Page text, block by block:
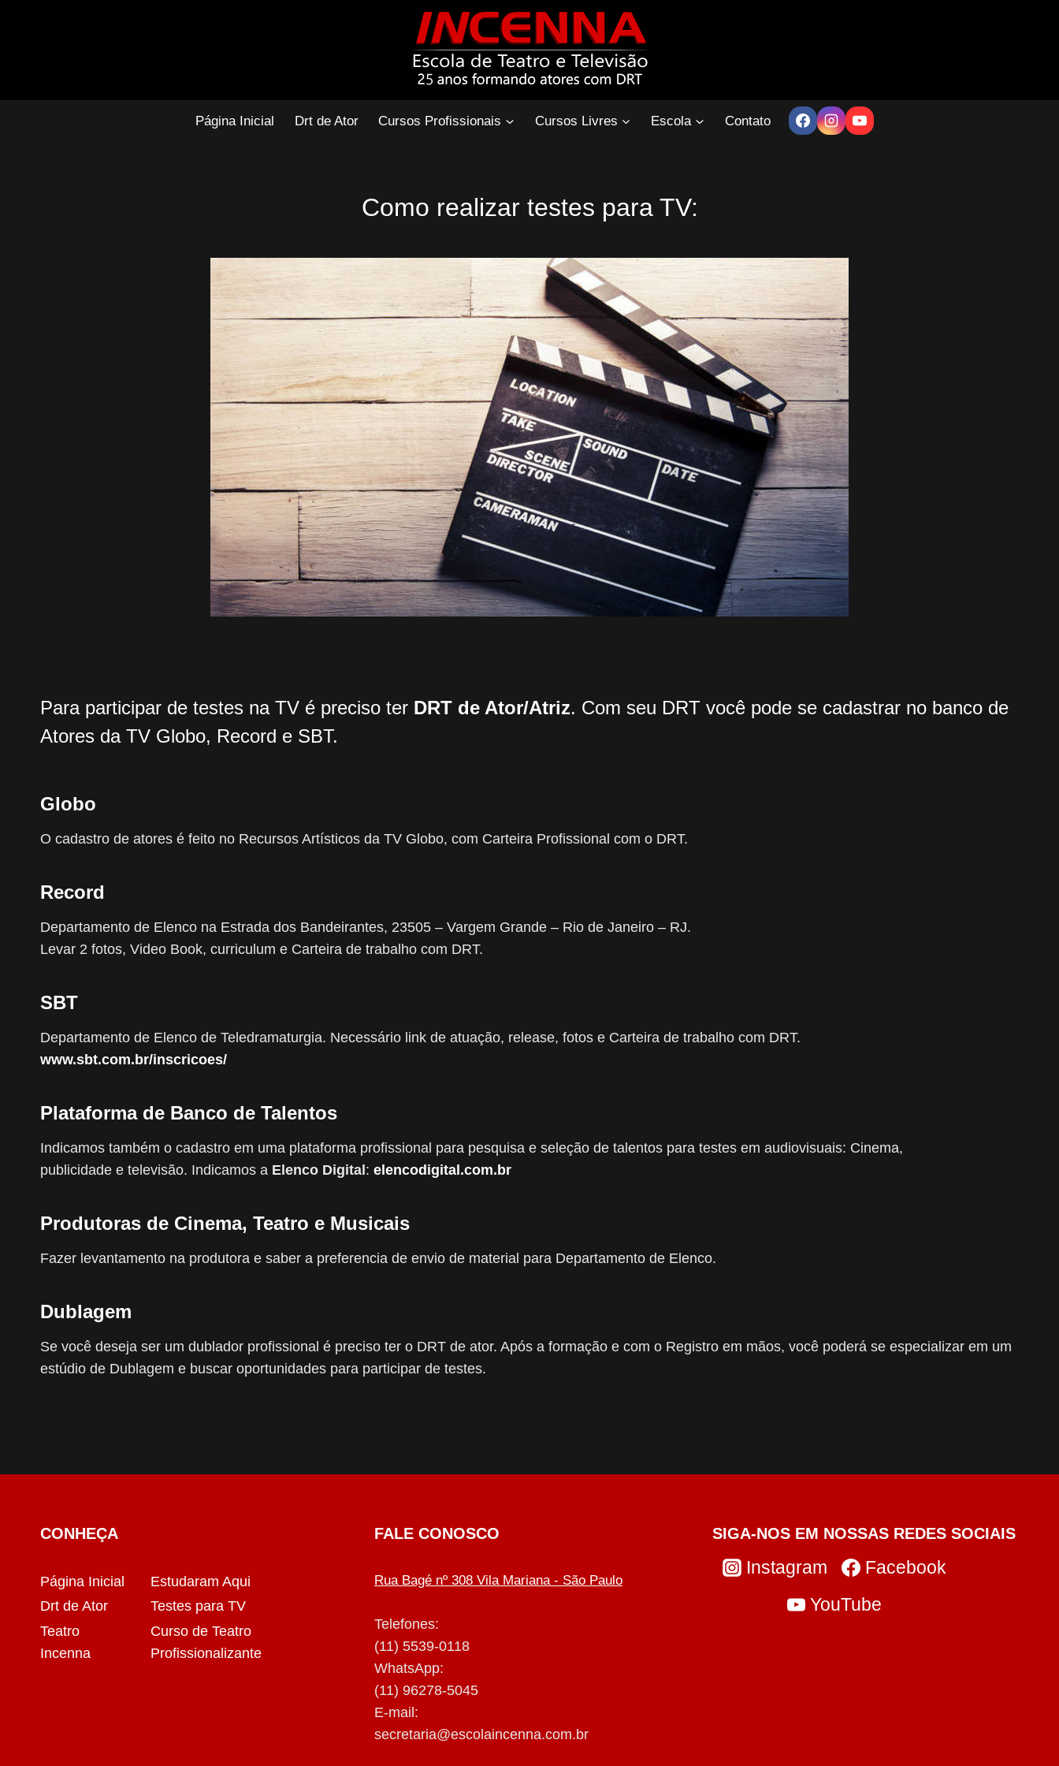
Página Inicial Drt de Ator Cursos Profissionais Cursos Livres Escola Contato
Como realizar testes para TV:
Para participar de testes na TV é preciso ter DRT de Ator/Atriz. Com seu DRT você pode se cadastrar no banco de
Atores da TV Globo, Record e SBT.
Globo
O cadastro de atores é feito no Recursos Artísticos da TV Globo, com Carteira Profissional com o DRT.
Record
Departamento de Elenco na Estrada dos Bandeirantes, 23505 – Vargem Grande – Rio de Janeiro – RJ.
Levar 2 fotos, Video Book, curriculum e Carteira de trabalho com DRT.
SBT
Departamento de Elenco de Teledramaturgia. Necessário link de atuação, release, fotos e Carteira de trabalho com DRT.
www.sbt.com.br/inscricoes/
Plataforma de Banco de Talentos
Indicamos também o cadastro em uma plataforma profissional para pesquisa e seleção de talentos para testes em audiovisuais: Cinema,
publicidade e televisão. Indicamos a Elenco Digital : elencodigital.com.br
Produtoras de Cinema, Teatro e Musicais
Fazer levantamento na produtora e saber a preferencia de envio de material para Departamento de Elenco.
Dublagem
Se você deseja ser um dublador profissional é preciso ter o DRT de ator. Após a formação e com o Registro em mãos, você poderá se especializar em um
estúdio de Dublagem e buscar oportunidades para participar de testes.
CONHEÇA
Página Inicial
Drt de Ator
Teatro
Incenna
Estudaram Aqui
Testes para TV
Curso de Teatro
Profissionalizante
FALE CONOSCO
Rua Bagé nº 308 Vila Mariana - São Paulo
Telefones:
(11) 5539-0118
WhatsApp:
(11) 96278-5045
E-mail:
secretaria@escolaincenna.com.br
SIGA-NOS EM NOSSAS REDES SOCIAIS
Instagram
Facebook
YouTube